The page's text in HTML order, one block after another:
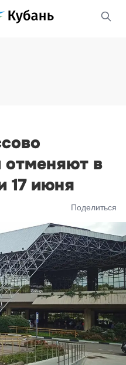
в
17 июня
Поделиться